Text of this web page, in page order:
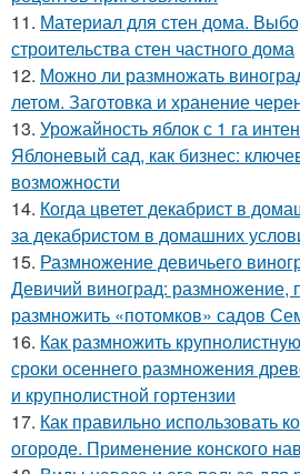
11. Материал для стен дома.
строительства стен частного дома
12. Можно ли размножать
летом. Заготовка и хранение
13. Урожайность яблок с 1 га
Яблоневый сад, как бизнес:
возможности
14. Когда цветет декабрист в
за декабристом в домашних
15. Размножение девичьего
Девичий виноград: размножение,
размножить «потомков» садов
16. Как размножить
сроки осеннего размножения
и крупнолистной гортензии
17. Как правильно использовать
огороде. Применение конского